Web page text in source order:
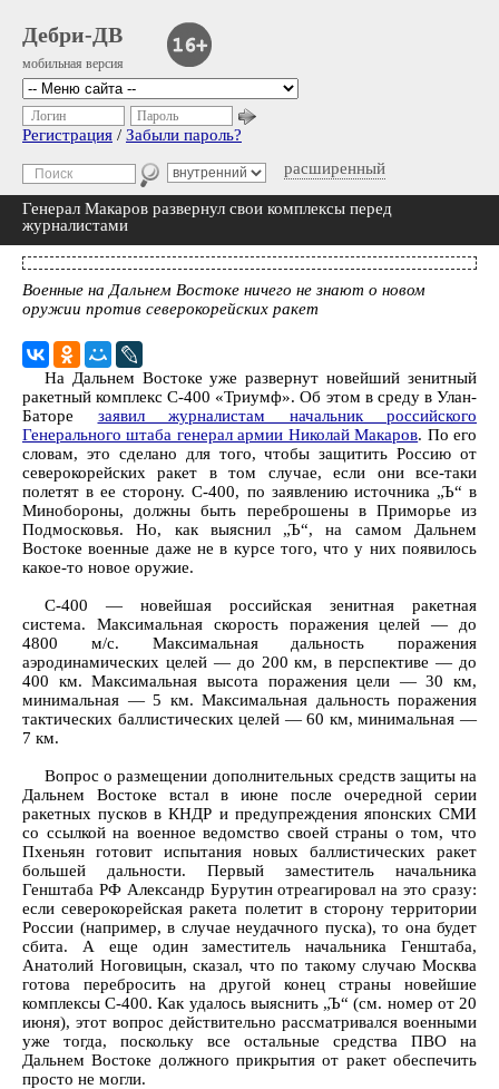
Дебри-ДВ
мобильная версия
расширенный
Логин Пароль
Регистрация / Забыли пароль?
Генерал Макаров развернул свои комплексы перед
журналистами
Военные на Дальнем Востоке ничего не знают о новом
оружии против северокорейских ракет
На Дальнем Востоке уже развернут новейший зенитный
ракетный комплекс С-400 «Триумф». Об этом в среду в Улан-
Баторе заявил журналистам начальник российского
Генерального штаба генерал армии Николай Макаров. По его
словам, это сделано для того, чтобы защитить Россию от
северокорейских ракет в том случае, если они все-таки
полетят в ее сторону. С-400, по заявлению источника „Ъ“ в
Минобороны, должны быть переброшены в Приморье из
Подмосковья. Но, как выяснил „Ъ“, на самом Дальнем
Востоке военные даже не в курсе того, что у них появилось
какое-то новое оружие.
С-400 — новейшая российская зенитная ракетная
система. Максимальная скорость поражения целей — до
4800 м/с. Максимальная дальность поражения
аэродинамических целей — до 200 км, в перспективе — до
400 км. Максимальная высота поражения цели — 30 км,
минимальная — 5 км. Максимальная дальность поражения
тактических баллистических целей — 60 км, минимальная —
7 км.
Вопрос о размещении дополнительных средств защиты на
Дальнем Востоке встал в июне после очередной серии
ракетных пусков в КНДР и предупреждения японских СМИ
со ссылкой на военное ведомство своей страны о том, что
Пхеньян готовит испытания новых баллистических ракет
большей дальности. Первый заместитель начальника
Генштаба РФ Александр Бурутин отреагировал на это сразу:
если северокорейская ракета полетит в сторону территории
России (например, в случае неудачного пуска), то она будет
сбита. А еще один заместитель начальника Генштаба,
Анатолий Ноговицын, сказал, что по такому случаю Москва
готова перебросить на другой конец страны новейшие
комплексы С-400. Как удалось выяснить „Ъ“ (см. номер от 20
июня), этот вопрос действительно рассматривался военными
уже тогда, поскольку все остальные средства ПВО на
Дальнем Востоке должного прикрытия от ракет обеспечить
просто не могли.